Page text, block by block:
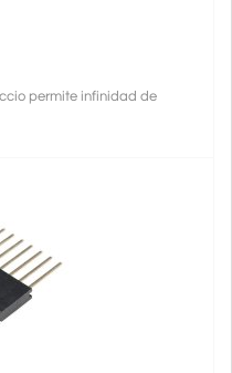
permite infinidad de